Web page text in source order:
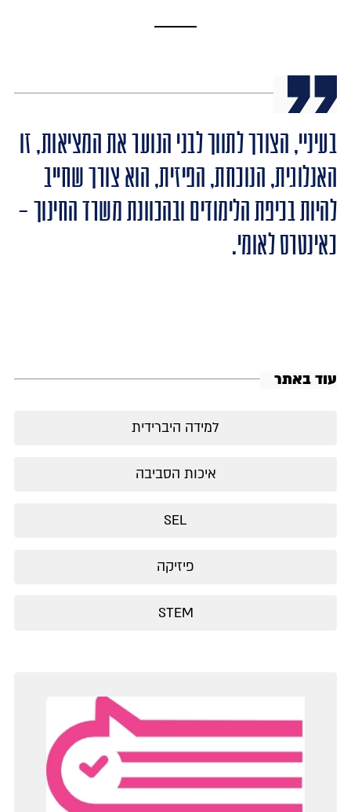
בעיניי, הצורך לתווך לבני הנוער את המציאות, זו
האנלוגית, הנוכחת, הפיזית, הוא צורך שחייב
להיות בכיפת הלימודים ובהכוונת משרד החינוך –
כאינטרס לאומי.
עוד באתר
למידה היברידית
איכות הסביבה
SEL
פיזיקה
STEM